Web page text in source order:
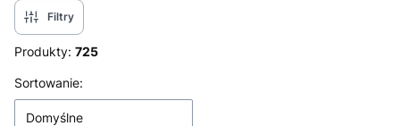
Filtry
Produkty: 725
Lista produktów
Sortowanie:
Domyślne